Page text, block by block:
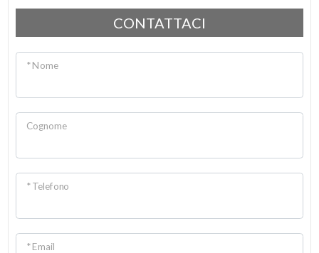
CONTATTACI
* Nome
Cognome
* Telefono
* Email